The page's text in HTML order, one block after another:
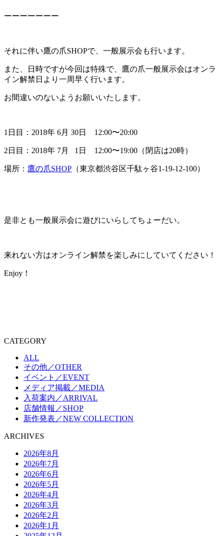
ーーーーーーー
それに伴い鷹の爪SHOPで、一般展示会も行います。
また、日時ですが今回は特殊で、鷹の爪一般展示会はオンラ
イン解禁日より一周早く行います。
お間違いのないようお願いいたします。
1日目：2018年 6月 30日 12:00〜20:00
2日目：2018年 7月 1日 12:00〜19:00（閉店は20時）
場所： 鷹の爪SHOP （東京都渋谷区千駄ヶ谷1-19-12-100）
是非とも一般展示会に遊びにいらしてちょーだい。
来れない方はオンライン解禁を楽しみにしていてください！
Enjoy！
CATEGORY
ALL
その他／OTHER
イベント／EVENT
メディア掲載／MEDIA
入荷案内／ARRIVAL
店舗情報／SHOP
新作発表／NEW COLLECTION
ARCHIVES
2026年8月
2026年7月
2026年6月
2026年5月
2026年4月
2026年3月
2026年2月
2026年1月